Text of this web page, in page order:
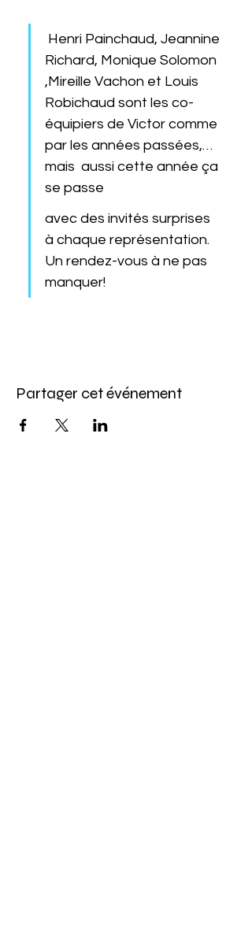
Richard, Monique Solomon
,Mireille Vachon et Louis
Robichaud sont les co-
équipiers de Victor comme
par les années passées,…
mais  aussi cette année ça
se passe
avec des invités surprises
à chaque représentation.
Un rendez-vous à ne pas
manquer!
Partager cet événement